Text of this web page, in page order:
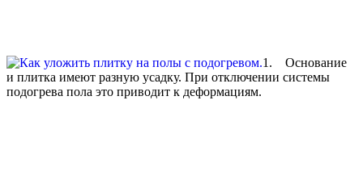
1. Основание
и плитка имеют разную усадку. При отключении системы
подогрева пола это приводит к деформациям.